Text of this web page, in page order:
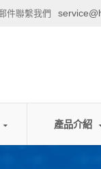
件聯繫我們
產品介紹